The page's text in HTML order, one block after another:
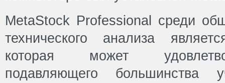
MetaStock Professional среди
технического анализа
которая может
подавляющего большинства